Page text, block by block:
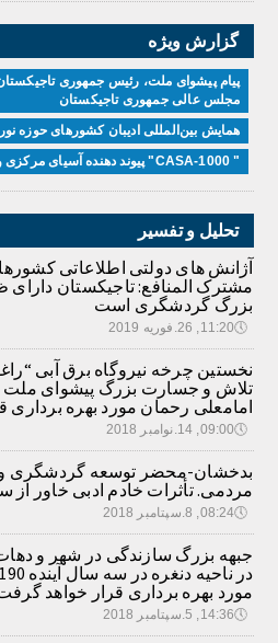
گزارش ویژه
پیام پیشوای ملت، رئیس جمهوری
مجلس عالی جمهوری تاجیکستان
همایش بین‌المللی ادیبان کشور‌های حوزه
" CASA-1000" پیوند دهنده آسیای مرکزی و آسیای جنوبی
تحلیل و تفسیر
آژانش های دولتی اطلاعاتی
مشترک المنافع: تاجیکستان
بزرگ گردشگری است
🕔11:20, 26.فوریه 2019
نخستین چرخه نیروگاه برق آبی
تلاش و جسارت بزرگ پیشوای ملت
امامعلی رحمان مورد بهره برداری
🕔09:00, 14.نوامبر 2018
بدخشان-محضر توسعه گردشگری
مردمی. تأثرات خادم ادبی خاور از
🕔08:24, 8.سپتامبر 2018
جبهه بزرگ سازندگی در شهر و
مورد بهره برداری قرار خواهد
🕔14:36, 5.سپتامبر 2018